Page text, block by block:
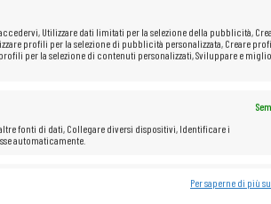
Utilizzare dati limitati per la selezione della pubblicità,
profili per la selezione di pubblicità personalizzata, Creare
per la selezione di contenuti personalizzati, Sviluppare e
fonti di dati, Collegare diversi dispositivi, Identificare i
automaticamente.
frodi, correggere errori, Erogare ePer saperne di più